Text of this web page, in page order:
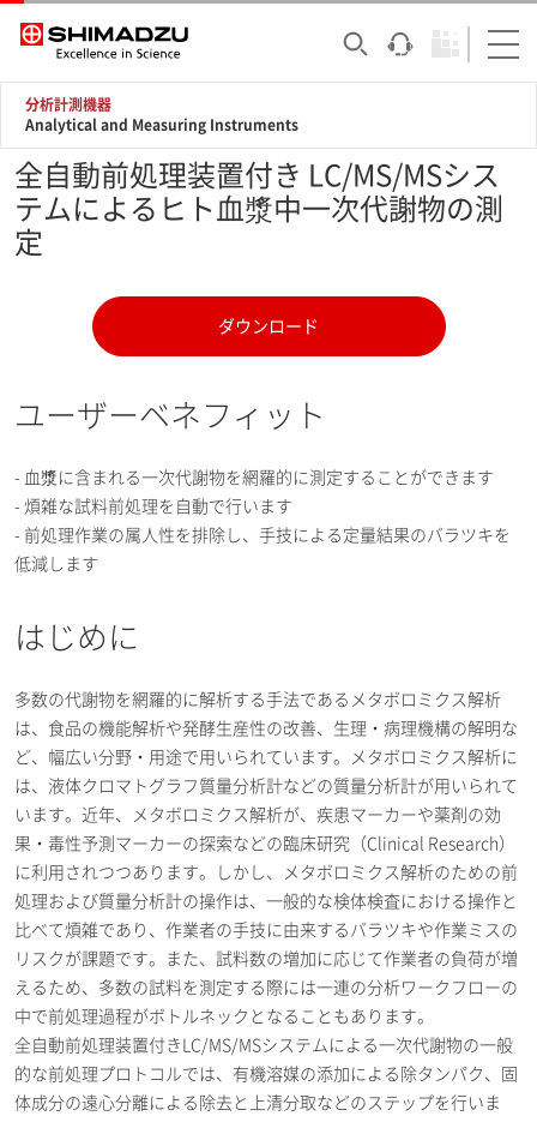
分析計測機器
Analytical and Measuring Instruments
全自動前処理装置付き LC/MS/MSシス
テムによるヒト血漿中一次代謝物の測
定
ダウンロード
ユーザーベネフィット
- 血漿に含まれる一次代謝物を網羅的に測定することができます
- 煩雑な試料前処理を自動で行います
- 前処理作業の属人性を排除し、手技による定量結果のバラツキを
低減します
はじめに
多数の代謝物を網羅的に解析する手法であるメタボロミクス解析
は、食品の機能解析や発酵生産性の改善、生理・病理機構の解明な
ど、幅広い分野・用途で用いられています。メタボロミクス解析に
は、液体クロマトグラフ質量分析計などの質量分析計が用いられて
います。近年、メタボロミクス解析が、疾患マーカーや薬剤の効
果・毒性予測マーカーの探索などの臨床研究（Clinical Research）
に利用されつつあります。しかし、メタボロミクス解析のための前
処理および質量分析計の操作は、一般的な検体検査における操作と
比べて煩雑であり、作業者の手技に由来するバラツキや作業ミスの
リスクが課題です。また、試料数の増加に応じて作業者の負荷が増
えるため、多数の試料を測定する際には一連の分析ワークフローの
中で前処理過程がボトルネックとなることもあります。
全自動前処理装置付きLC/MS/MSシステムによる一次代謝物の一般
的な前処理プロトコルでは、有機溶媒の添加による除タンパク、固
体成分の遠心分離による除去と上清分取などのステップを行いま